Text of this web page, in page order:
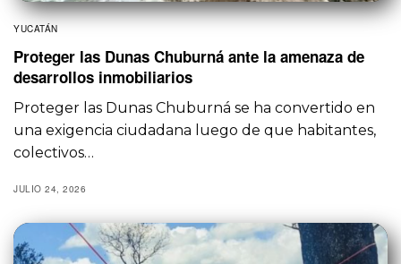
YUCATÁN
Proteger las Dunas Chuburná ante la amenaza de
desarrollos inmobiliarios
Proteger las Dunas Chuburná se ha convertido en
una exigencia ciudadana luego de que habitantes,
colectivos…
JULIO 24, 2026